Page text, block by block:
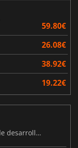
59.80€
26.08€
38.92€
19.22€
MARVEL Tōkon sale y desvela su plan de desarrollo para el primer año